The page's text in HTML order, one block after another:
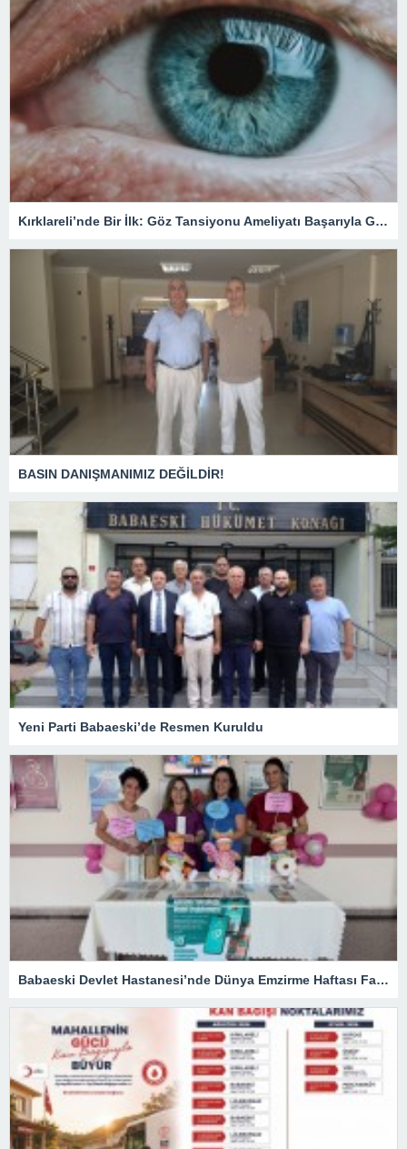
Kırklareli’nde Bir İlk: Göz Tansiyonu Ameliyatı Başarıyla Gerçekleştirildi
BASIN DANIŞMANIMIZ DEĞİLDİR!
Yeni Parti Babaeski’de Resmen Kuruldu
Babaeski Devlet Hastanesi’nde Dünya Emzirme Haftası Farkındalığı